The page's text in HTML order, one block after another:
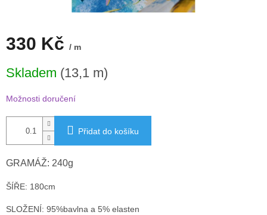
330 Kč / m
cena:
Skladem (13,1 m)
Možnosti doručení
Přidat do košíku
GRAMÁŽ: 240g
ŠÍŘE: 180cm
SLOŽENÍ: 95%bavlna a 5% elasten